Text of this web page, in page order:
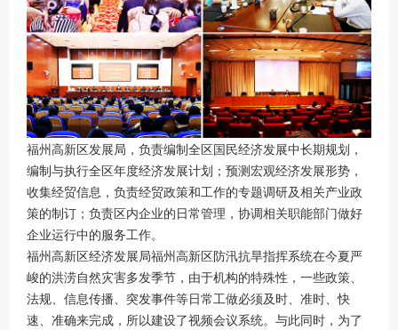
福州高新区发展局，负责编制全区国民经济发展中长期规划，
编制与执行全区年度经济发展计划；预测宏观经济发展形势，
收集经贸信息，负责经贸政策和工作的专题调研及相关产业政
策的制订；负责区内企业的日常管理，协调相关职能部门做好
企业运行中的服务工作。
福州高新区经济发展局福州高新区防汛抗旱指挥系统在今夏严
峻的洪涝自然灾害多发季节，由于机构的特殊性，一些政策、
法规、信息传播、突发事件等日常工做必须及时、准时、快
速、准确来完成，所以建设了视频会议系统。与此同时，为了